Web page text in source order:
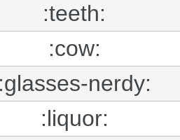
:teeth:
:cow:
:glasses-nerdy:
:liquor: